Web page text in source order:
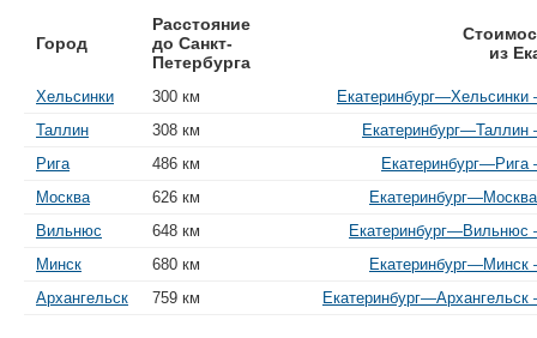
Город
Расстояние
до Санкт-
Петербурга
из
Хельсинки 300 км
Таллин
308 км
Рига
486 км
Москва
626 км
Вильнюс
648 км
Екатеринбург—Вильнюс
Минск
680 км
Архангельск
759 км